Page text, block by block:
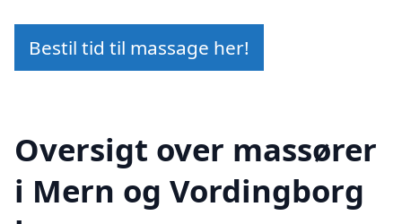
Bestil tid til massage her!
Oversigt over massører
i Mern og Vordingborg